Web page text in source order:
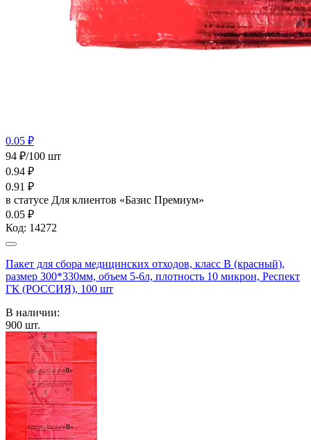
0.05 ₽
94 ₽/100 шт
0.94 ₽
0.91 ₽
в статусе Для клиентов «Базис Премиум»
0.05 ₽
Код: 14272
Пакет для сбора медицинских отходов, класс В (красный),
размер 300*330мм, объем 5-6л, плотность 10 микрон, Респект
ГК (РОССИЯ), 100 шт
В наличии:
900 шт.